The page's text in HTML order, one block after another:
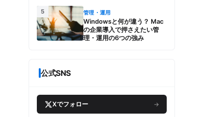
週のAppleビジネストレン
ド】
5 管理・運用
Windowsと何が違う？ Mac
の企業導入で押さえたい管
理・運用の6つの強み
公式SNS
Xでフォロー →